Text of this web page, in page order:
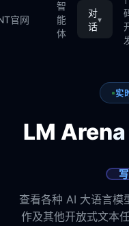
官网
智
能
体
对
话
▾
实
LM Arena
查看各种 AI 大语言模
作及其他开放式文本